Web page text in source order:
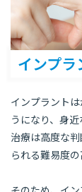
インプラ
インプラント
うになり、身
治療は高度な
られる難易度の